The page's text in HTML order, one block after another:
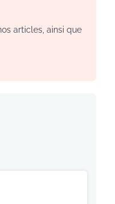
articles, ainsi que